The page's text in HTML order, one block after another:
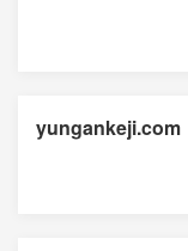
yungankeji.com